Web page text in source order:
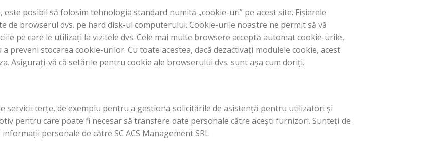
posibil să folosim tehnologia standard numită „cookie-uri” pe acest site. Fișierele
de browserul dvs. pe hard disk-ul computerului. Cookie-urile noastre ne permit să vă
pe care le utilizați la vizitele dvs. Cele mai multe browsere acceptă automat cookie-urile,
preveni stocarea cookie-urilor. Cu toate acestea, dacă dezactivați modulele cookie, acest
Asigurați-vă că setările pentru cookie ale browserului dvs. sunt așa cum doriți.
servicii terțe, de exemplu pentru a gestiona solicitările de asistență pentru utilizatori și
pentru care poate fi necesar să transfere date personale către acești furnizori. Sunteți de
personale de către SC ACS Management SRL